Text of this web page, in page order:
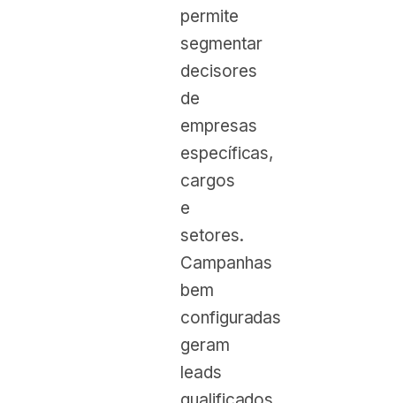
permite
segmentar
decisores
de
empresas
específicas,
cargos
e
setores.
Campanhas
bem
configuradas
geram
leads